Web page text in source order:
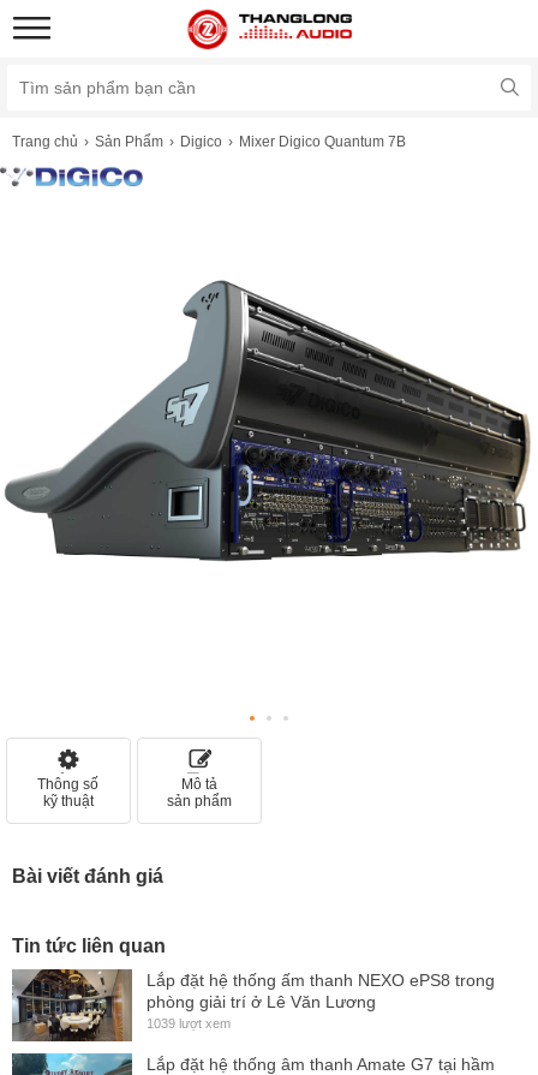
Trang chủ Sản Phẩm Digico Mixer Digico Quantum 7B
Thông số
kỹ thuật
Mô tả
sản phẩm
Bài viết đánh giá
Tin tức liên quan
Lắp đặt hệ thống ấm thanh NEXO ePS8 trong
phòng giải trí ở Lê Văn Lương
1039 lượt xem
Lắp đặt hệ thống âm thanh Amate G7 tại hầm